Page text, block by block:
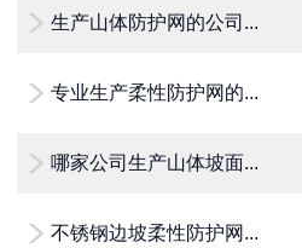
生产山体防护网的公司...
专业生产柔性防护网的...
 哪家公司生产山体坡面...
不锈钢边坡柔性防护网...